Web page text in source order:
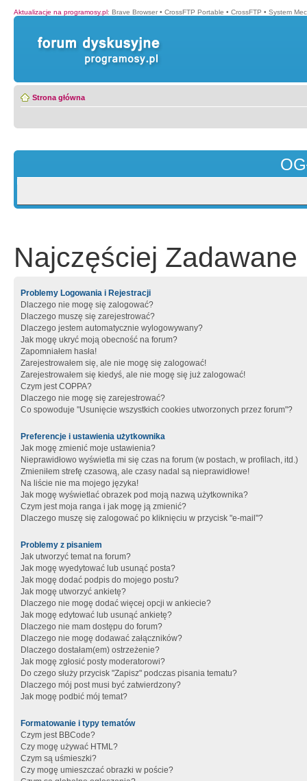
Aktualizacje na programosy.pl: Brave Browser • CrossFTP Portable • CrossFTP • System
Strona główna
Najczęściej Zadawane
Problemy Logowania i Rejestracji
Dlaczego nie mogę się zalogować?
Dlaczego muszę się zarejestrować?
Dlaczego jestem automatycznie wylogowywany?
Jak mogę ukryć moją obecność na forum?
Zapomniałem hasła!
Zarejestrowałem się, ale nie mogę się zalogować!
Zarejestrowałem się kiedyś, ale nie mogę się już zalogować!
Czym jest COPPA?
Dlaczego nie mogę się zarejestrować?
Co spowoduje "Usunięcie wszystkich cookies utworzonych przez forum"?
Preferencje i ustawienia użytkownika
Jak mogę zmienić moje ustawienia?
Nieprawidłowo wyświetla mi się czas na forum (w postach, w profilach, itd.)
Zmieniłem strefę czasową, ale czasy nadal są nieprawidłowe!
Na liście nie ma mojego języka!
Jak mogę wyświetlać obrazek pod moją nazwą użytkownika?
Czym jest moja ranga i jak mogę ją zmienić?
Dlaczego muszę się zalogować po kliknięciu w przycisk "e-mail"?
Problemy z pisaniem
Jak utworzyć temat na forum?
Jak mogę wyedytować lub usunąć posta?
Jak mogę dodać podpis do mojego postu?
Jak mogę utworzyć ankietę?
Dlaczego nie mogę dodać więcej opcji w ankiecie?
Jak mogę edytować lub usunąć ankietę?
Dlaczego nie mam dostępu do forum?
Dlaczego nie mogę dodawać załączników?
Dlaczego dostałam(em) ostrzeżenie?
Jak mogę zgłosić posty moderatorowi?
Do czego służy przycisk "Zapisz" podczas pisania tematu?
Dlaczego mój post musi być zatwierdzony?
Jak mogę podbić mój temat?
Formatowanie i typy tematów
Czym jest BBCode?
Czy mogę używać HTML?
Czym są uśmieszki?
Czy mogę umieszczać obrazki w poście?